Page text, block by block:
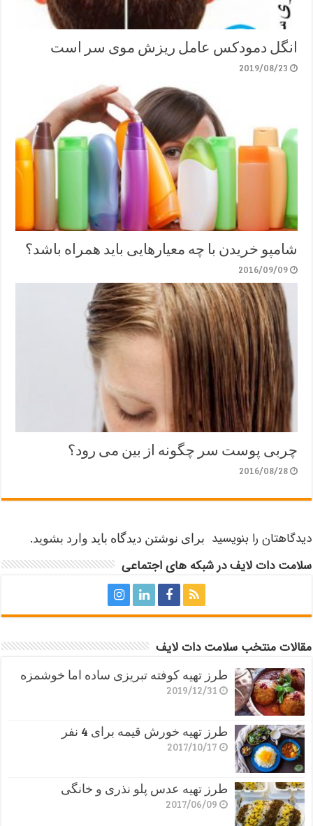
انگل دمودکس عامل ریزش موی سر است
2019/08/23
شامپو خریدن با چه معیارهایی باید همراه باشد؟
2016/09/09
چربی پوست سر چگونه از بین می رود؟
2016/08/28
دیدگاهتان را بنویسید برای نوشتن دیدگاه باید وارد بشوید.
سلامت دات لایف در شبکه های اجتماعی
مقالات منتخب سلامت دات لایف
طرز تهیه کوفته تبریزی ساده اما خوشمزه
2019/12/31
طرز تهیه خورش قیمه برای 4 نفر
2017/10/17
طرز تهیه عدس پلو نذری و خانگی
2017/06/09